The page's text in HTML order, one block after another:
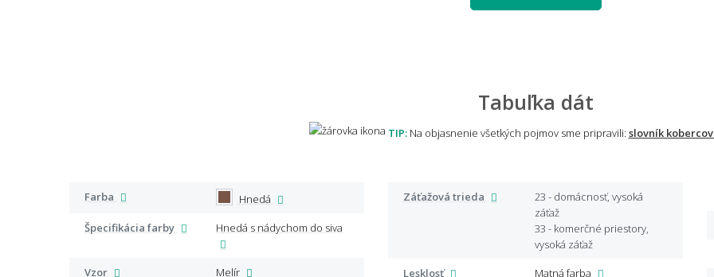
Tabuľka dát
TIP:Na objasnenie všetkých pojmov sme pripravili: slovník
Farba
Hnedá
Špecifikácia farby
Hnedá s nádychom do siva
Vzor Melír
Záťažová trieda
23 - domácnosť, vysoká
záťaž
33 - komerčné priestory,
vysoká záťaž
Lesklosť
Matná farba